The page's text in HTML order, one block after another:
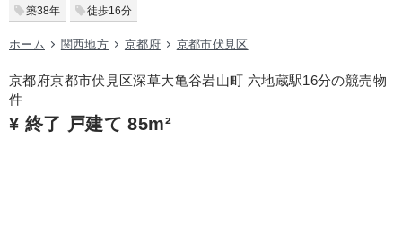
築38年 徒歩16分
ホーム 関西地方 京都府 京都市伏見区
京都府京都市伏見区深草大亀谷岩山町 六地蔵駅16分の競売物
件
¥ 終了 戸建て 85m²